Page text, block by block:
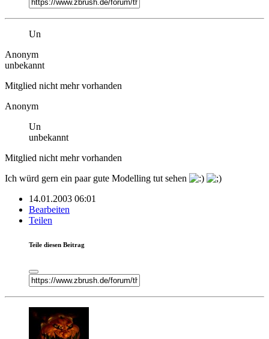
Un
Anonym
unbekannt
Mitglied nicht mehr vorhanden
Anonym
Un
unbekannt
Mitglied nicht mehr vorhanden
Ich würd gern ein paar gute Modelling tut sehen
14.01.2003 06:01
Bearbeiten
Teilen
Teile diesen Beitrag